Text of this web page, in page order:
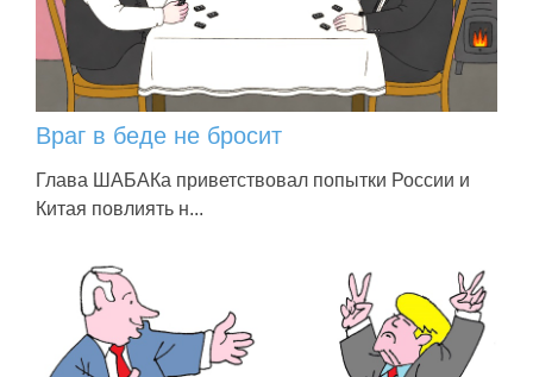
Враг в беде не бросит
Глава ШАБАКа приветствовал попытки России и
Китая повлиять н...